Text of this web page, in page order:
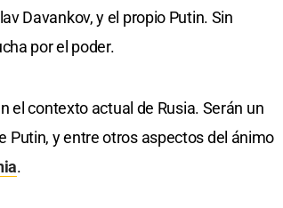
Davankov, y el propio Putin. Sin
por el poder.
el contexto actual de Rusia. Serán un
y entre otros aspectos del ánimo
.